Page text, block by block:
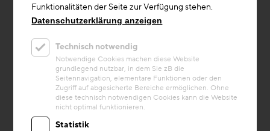
Funktionalitäten der Seite zur Verfügung stehen.
Datenschutzerklärung anzeigen
Technisch notwendig
Notwendige Cookies machen diese Website
grundlegend nutzbar, in dem Sie zB die
Seitennavigation, elementare Funktionen oder den
Zugriff auf abgesicherte Bereiche ermöglichen. Ohne
diese technisch notwendigen Cookies kann die Website
nicht optimal funktionieren.
Statistik